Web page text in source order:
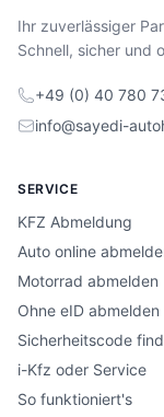
Ihr zuverlässiger
Schnell, sicher und
+49 (0) 40 780
info@sayedi-
SERVICE
KFZ Abmeldung
Auto online
Motorrad abmelden
Ohne eID abmelden
Sicherheitscode
i-Kfz oder Service
So funktioniert's